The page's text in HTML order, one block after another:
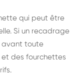
qui peut être
Si un recadrage
avant toute
des fourchettes
.